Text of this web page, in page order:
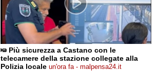
Più sicurezza a Castano con le
telecamere della stazione collegate alla
Polizia locale un'ora fa - malpensa24.it